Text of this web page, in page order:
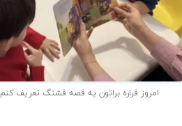
امروز قراره براتون یه قصه قشنگ تعریف کنم